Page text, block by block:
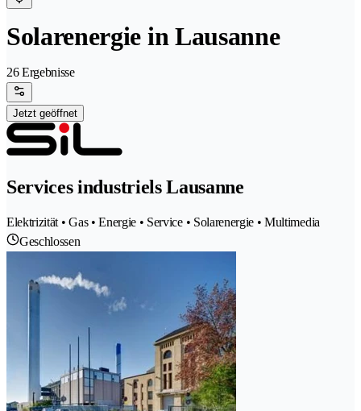
Solarenergie in Lausanne
26 Ergebnisse
Jetzt geöffnet
Services industriels Lausanne
Elektrizität • Gas • Energie • Service • Solarenergie • Multimedia
Geschlossen